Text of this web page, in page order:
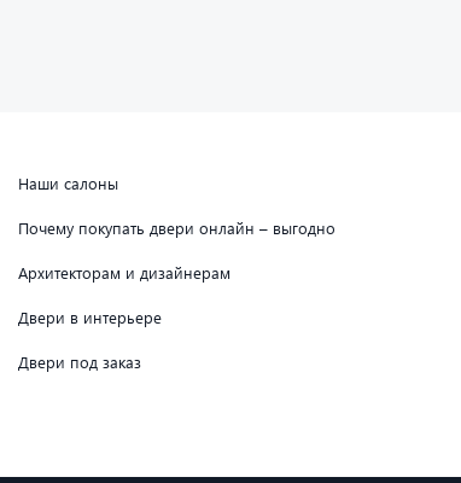
Наши салоны
Почему покупать двери онлайн – выгодно
Архитекторам и дизайнерам
Двери в интерьере
Двери под заказ